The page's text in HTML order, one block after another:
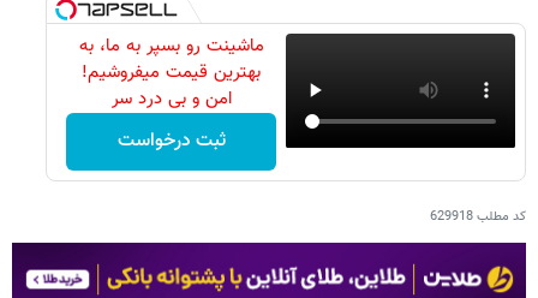
ماشینت رو بسپر به ما، به
بهترین قیمت میفروشیم!
امن و بی درد سر
ثبت درخواست
کد مطلب629918